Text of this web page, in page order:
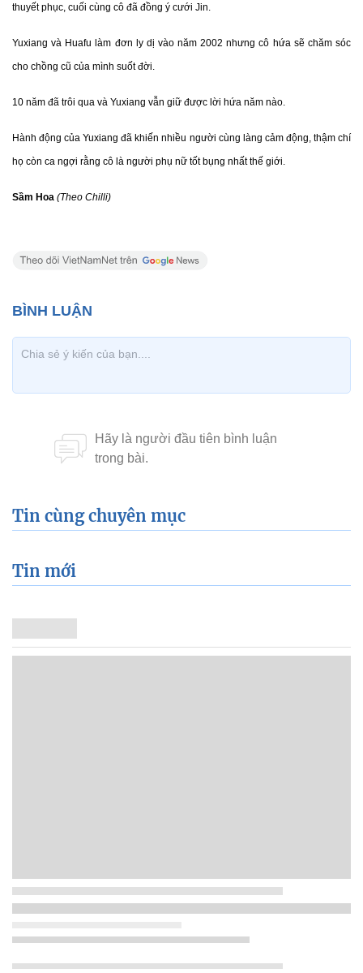
thuyết phục, cuối cùng cô đã đồng ý cưới Jin.
Yuxiang và Huafu làm đơn ly dị vào năm 2002 nhưng cô hứa sẽ chăm sóc
cho chồng cũ của mình suốt đời.
10 năm đã trôi qua và Yuxiang vẫn giữ được lời hứa năm nào.
Hành động của Yuxiang đã khiến nhiều người cùng làng cảm động, thậm chí
họ còn ca ngợi rằng cô là người phụ nữ tốt bụng nhất thế giới.
Sầm Hoa (Theo Chilli)
Tin cùng chuyên mục
Tin mới